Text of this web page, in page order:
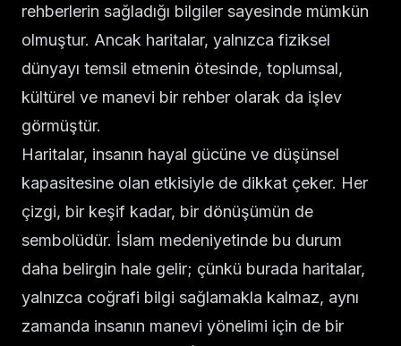
rehberlerin sağladığı bilgiler sayesinde mümkün
olmuştur. Ancak haritalar, yalnızca fiziksel
dünyayı temsil etmenin ötesinde, toplumsal,
kültürel ve manevi bir rehber olarak da işlev
görmüştür.
Haritalar, insanın hayal gücüne ve düşünsel
kapasitesine olan etkisiyle de dikkat çeker. Her
çizgi, bir keşif kadar, bir dönüşümün de
sembolüdür. İslam medeniyetinde bu durum
daha belirgin hale gelir; çünkü burada haritalar,
yalnızca coğrafi bilgi sağlamakla kalmaz, aynı
zamanda insanın manevi yönelimi için de bir